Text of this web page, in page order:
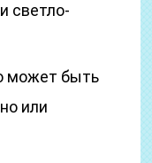
светло-
может быть
или